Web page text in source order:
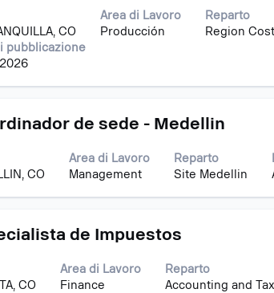
CO
Area di Lavoro
Producción
Reparto
Region
pubblicazione
de sede - Medellin
CO
Area di Lavoro
Management
Reparto
Site Medellin
de Impuestos
CO
Area di Lavoro
Finance
Reparto
Accounting and